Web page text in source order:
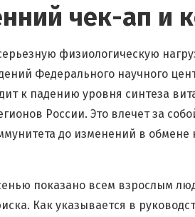
чек-ап и
физиологическую
Федерального научного
к падению уровня синтеза
России. Это влечет за
до изменений в
показано всем взрослым
Как указывается в